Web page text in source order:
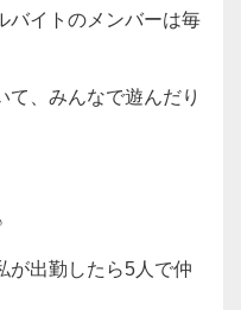
バイトのメンバーは毎
て、みんなで遊んだり
が出勤したら5人で仲